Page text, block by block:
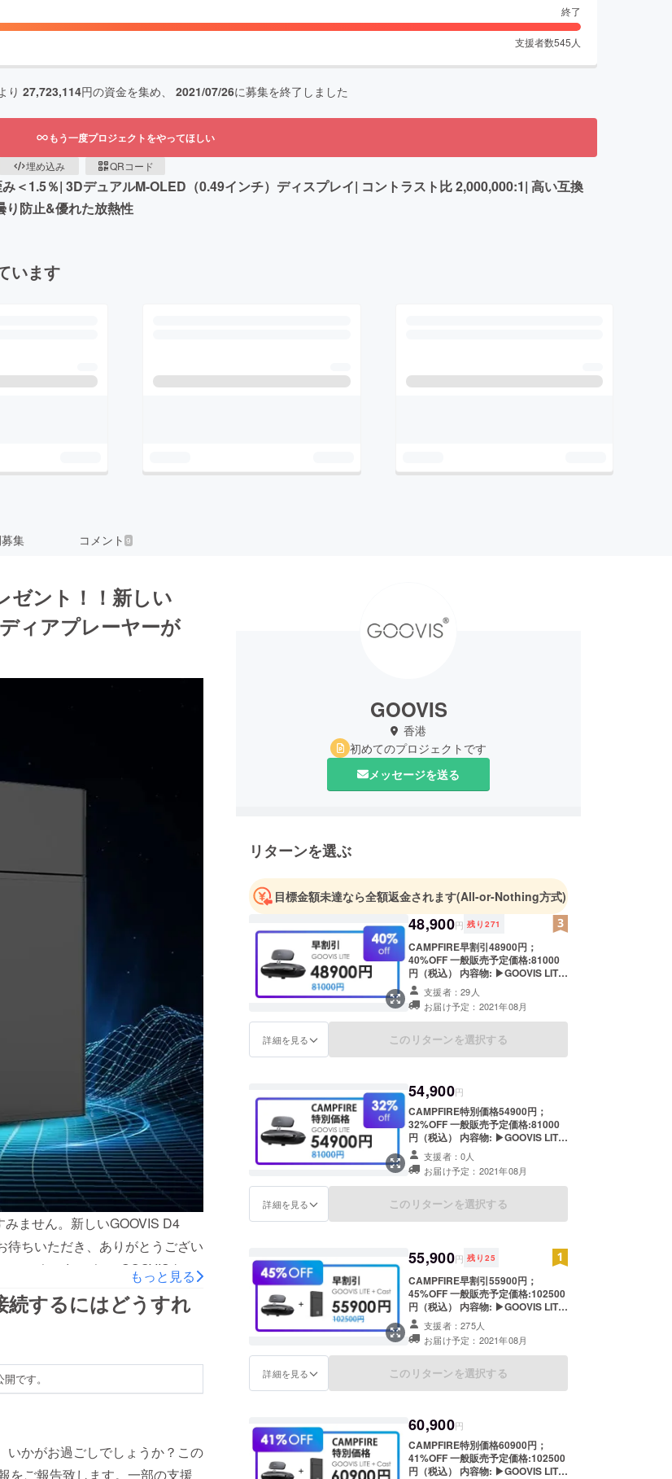
終了
支援者数545 人
り 27,723,114円の資金を集め、 2021/07/26に募集を終了しました
もう一度プロジェクトをやってほしい
埋め込み QRコード
＜1.5％| 3DデュアルM-OLED（0.49インチ）ディスプレイ| コントラスト比 2,000,000:1| 高い互換
り防止&優れた放熱性
います
集 コメント 9
ゼント！！新しい
ィアプレーヤーが
ません。新しいGOOVIS D4
ちいただき、ありがとうござい
products/smpGOOVISを使
ストリーミングプラットフォー
像に問題がなく視聴することが
ゼントしますが、数量に限り
品はこちらからご注文いただけま
テレビに接続して、Netflix、
ットフォームをいつでも楽し
のRAMメモリと16GBのスト
、素早い検索のために音声入力
エンターテイメント体験を
もっと見る
続するにはどうすれ
です。
いかがお過ごしでしょうか？この
をご報告致します。一部の支援
GOOVIS
香港
初めてのプロジェクトです
メッセージを送る
リターンを選ぶ
目標金額未達なら全額返金されます(All-or-Nothing方式)
48,900円 残り 271
CAMPFIRE早割引48900円；
40%OFF 一般販売予定価格:81000
円（税込） 内容物: ▶GOOVIS LITE
HMD*1 ▶GOOVISソフトヘッドバ
ンド*1 ▶USB付きGOOVIS HDMI
ケーブル *1 ▶GOOVISキャリング
ケース*1 ▶GOOVISレンズクリーニ
ングクロス*1 ▶GOOVIS取扱説明書
支援者：29人
お届け予定：2021年08月
詳細を見る このリターンを選択する
54,900円
CAMPFIRE特別価格54900円；
32%OFF 一般販売予定価格:81000
円（税込） 内容物: ▶GOOVIS LITE
HMD*1 ▶GOOVISソフトヘッドバ
ンド*1 ▶USB付きGOOVIS HDMI
ケーブル *1 ▶GOOVISキャリング
ケース*1 ▶GOOVISレンズクリーニ
ングクロス*1 ▶GOOVIS取扱説明書
支援者：0人
お届け予定：2021年08月
詳細を見る このリターンを選択する
55,900円 残り 25
CAMPFIRE早割引55900円；
45%OFF 一般販売予定価格:102500
円（税込） 内容物: ▶GOOVIS LITE
+キャスト*1 ▶GOOVIS LITE
HMD*1 ▶GOOVISキャスト*1
▶GOOVISソフトヘッドバンド*1
▶USB付きGOOVIS HDMIケーブル
*1 ▶GOOVISキャリングケース*1
▶GOOVIS充電ケーブル*1 *1年間の
保証を提供しています *こちらの価
格には送料が含まれます。
支援者：275人
お届け予定：2021年08月
詳細を見る このリターンを選択する
60,900円
CAMPFIRE特別価格60900円；
41%OFF 一般販売予定価格:102500
円（税込） 内容物: ▶GOOVIS LITE